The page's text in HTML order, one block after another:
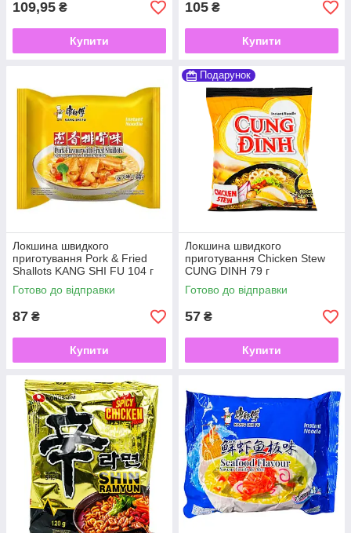
109,95 ₴
Купити
105 ₴
Купити
Локшина швидкого
приготування Pork & Fried
Shallots KANG SHI FU 104 г
Готово до відправки
87 ₴
Купити
Подарунок
Локшина швидкого
приготування Chicken Stew
CUNG DINH 79 г
Готово до відправки
57 ₴
Купити